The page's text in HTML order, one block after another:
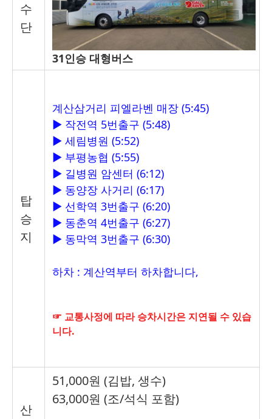
수
단
31인승 대형버스
탑
승
지
계산삼거리 피엘라벤 매장 (5:45)
▶ 작전역 5번출구 (5:48)
▶ 세림병원 (5:52)
▶ 부평농협 (5:55)
▶ 길병원 암센터 (6:12)
▶ 동양장 사거리 (6:17)
▶ 선학역 3번출구 (6:20)
▶ 동춘역 4번출구 (6:27)
▶ 동막역 3번출구 (6:30)
하차 : 계산역부터 하차합니다,
☞ 교통사정에 따라 승차시간은 지연될 수 있습
니다.
산
51,000원 (김밥, 생수)
63,000원 (조/석식 포함)